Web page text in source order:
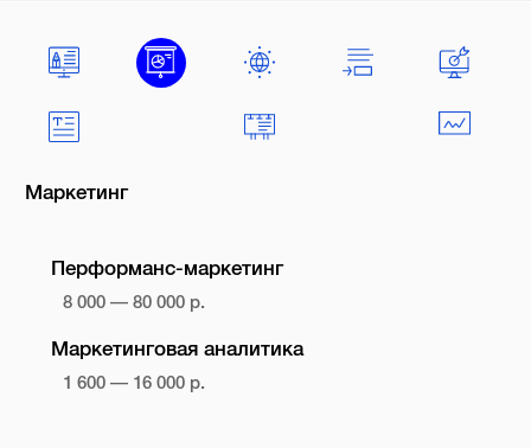
Маркетинг
Перформанс-маркетинг
8 000 — 80 000 р.
Маркетинговая аналитика
1 600 — 16 000 р.